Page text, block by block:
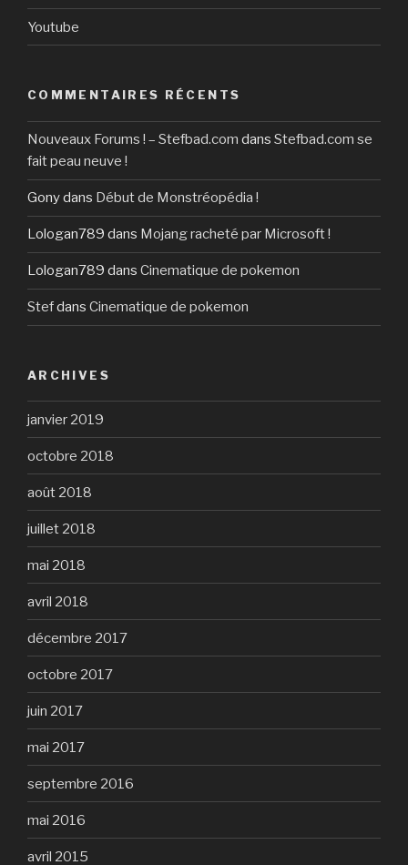
Youtube
COMMENTAIRES RÉCENTS
Nouveaux Forums ! – Stefbad.com dans Stefbad.com se
fait peau neuve !
Gonydans Début de Monstréopédia !
Lologan789 dans Mojang racheté par Microsoft !
Lologan789 dans Cinematique de pokemon
Stefdans Cinematique de pokemon
ARCHIVES
janvier 2019
octobre 2018
août 2018
juillet 2018
mai 2018
avril 2018
décembre 2017
octobre 2017
juin 2017
mai 2017
septembre 2016
mai 2016
avril 2015